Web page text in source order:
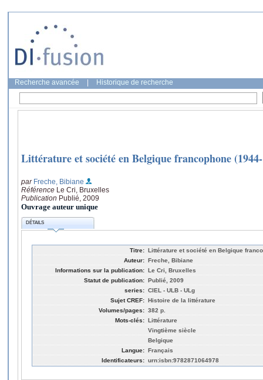
Recherche avancée Historique de recherche
Littérature et société en Belgique francophone
par Freche, Bibiane
Référence Le Cri, Bruxelles
Publication Publié, 2009
Ouvrage auteur unique
DÉTAILS
Titre: Littérature et société en Belgique
Auteur: Freche, Bibiane
Informations sur la publication: Le Cri, Bruxelles
Statut de publication: Publié, 2009
series: CIEL - ULB - ULg
Sujet CREF: Histoire de la littérature
Volumes/pages: 382 p.
Mots-clés: Littérature
Vingtième siècle
Belgique
Langue: Français
Identificateurs: urn:isbn:9782871064978